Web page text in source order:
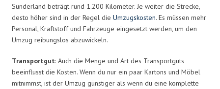
Sunderland beträgt rund 1.200 Kilometer. Je weiter die Strecke,
desto höher sind in der Regel die Umzugskosten. Es müssen mehr
Personal, Kraftstoff und Fahrzeuge eingesetzt werden, um den
Umzug reibungslos abzuwickeln.
Transportgut: Auch die Menge und Art des Transportguts
beeinflusst die Kosten. Wenn du nur ein paar Kartons und Möbel
mitnimmst, ist der Umzug günstiger als wenn du eine komplette